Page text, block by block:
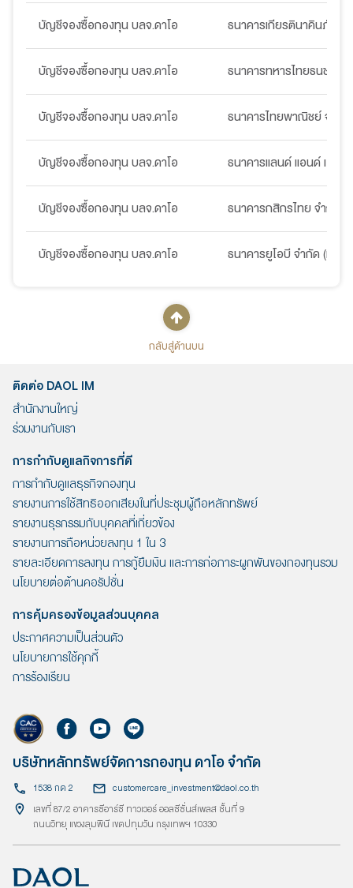
บัญชีจองซื้อกองทุน บลจ.ดาโอ ธนาคารเกียรตินาคินภัทร
บัญชีจองซื้อกองทุน บลจ.ดาโอ ธนาคารทหารไทยธนชาต
บัญชีจองซื้อกองทุน บลจ.ดาโอ ธนาคารไทยพาณิชย์ จำกั
บัญชีจองซื้อกองทุน บลจ.ดาโอ ธนาคารแลนด์ แอนด์ เฮ้าส์
บัญชีจองซื้อกองทุน บลจ.ดาโอ ธนาคารกสิกรไทย จำกัด (
บัญชีจองซื้อกองทุน บลจ.ดาโอ ธนาคารยูโอบี จำกัด (มหา
กลับสู่ด้านบน
ติดต่อ DAOL IM
สำนักงานใหญ่
ร่วมงานกับเรา
การกำกับดูแลกิจการที่ดี
การกำกับดูแลธุรกิจกองทุน
รายงานการใช้สิทธิออกเสียงในที่ประชุมผู้ถือหลักทรัพย์
รายงานธุรกรรมกับบุคคลที่เกี่ยวข้อง
รายงานการถือหน่วยลงทุน 1 ใน 3
รายละเอียดการลงทุน การกู้ยืมเงิน และการก่อภาระผูกพันของกองทุนรวม
นโยบายต่อต้านคอรัปชั่น
การคุ้มครองข้อมูลส่วนบุคคล
ประกาศความเป็นส่วนตัว
นโยบายการใช้คุกกี้
การร้องเรียน
บริษัทหลักทรัพย์จัดการกองทุน ดาโอ จำกัด
1538 กด 2
customercare_investment@daol.co.th
เลขที่ 87/2 อาคารซีอาร์ซี ทาวเวอร์ ออลซีซั่นส์เพลส ชั้นที่ 9
ถนนวิทยุ แขวงลุมพินี เขตปทุมวัน กรุงเทพฯ 10330